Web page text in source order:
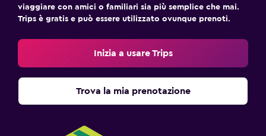
viaggiare con amici o familiari sia più semplice che mai.
Trips è gratis e può essere utilizzato ovunque prenoti.
Inizia a usare Trips
Trova la mia prenotazione